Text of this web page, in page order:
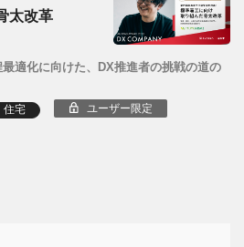
太改革
適化に向けた、DX推進者の挑戦の道の
住宅 ユーザー限定